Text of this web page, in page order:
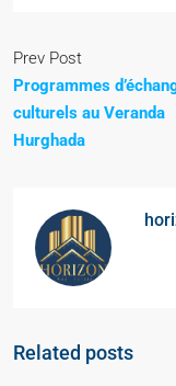
Prev Post
Programmes
culturels au Veranda
Hurghada
Related posts